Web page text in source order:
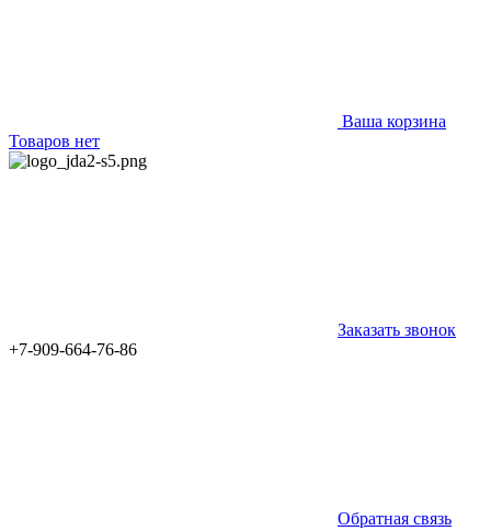
Ваша корзина
Товаров нет
Заказать звонок
+7-909-664-76-86
Обратная связь